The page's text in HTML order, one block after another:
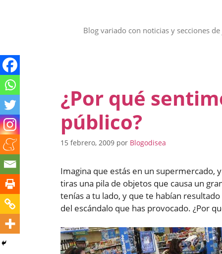
Blog variado con noticias y secciones
¿Por qué
público?
15 febrero, 2009 por Blogodisea
Imagina que estás en un supermercado,
tiras una pila de objetos que causa un
tenías a tu lado, y que te habían
del escándalo que has provocado. ¿Por